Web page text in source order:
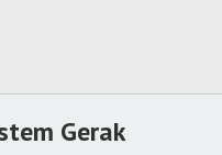
Gerak